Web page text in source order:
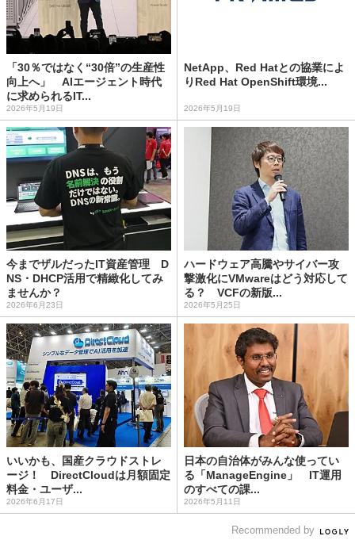
「30％ではなく“30倍”の生産性
向上へ」 AIエージェント時代
に求められるIT...
2026年5月19日
NetApp、Red Hatとの協業によ
りRed Hat OpenShift環境...
2026年5月19日
今までザルだったIT資産管理 D
NS・DHCP活用で精緻化してみ
ませんか？
2026年6月23日
ハードウェア高騰やサイバー攻
撃激化にVMwareはどう対応して
る？ VCFの新版...
2026年5月25日
いいかも、国産クラウドストレ
ージ！ DirectCloudは月額固定
料金・ユーザ...
2026年6月17日
日本の自治体がみんな使ってい
る「ManageEngine」 IT運用
のすべての課...
2026年5月11日
Recommended by